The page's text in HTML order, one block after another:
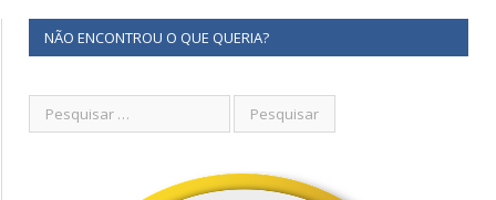
NÃO ENCONTROU O QUE QUERIA?